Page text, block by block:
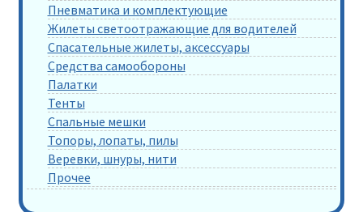
Пневматика и комплектующие
Жилеты светоотражающие для водителей
Спасательные жилеты, аксессуары
Средства самообороны
Палатки
Тенты
Спальные мешки
Топоры, лопаты, пилы
Веревки, шнуры, нити
Прочее